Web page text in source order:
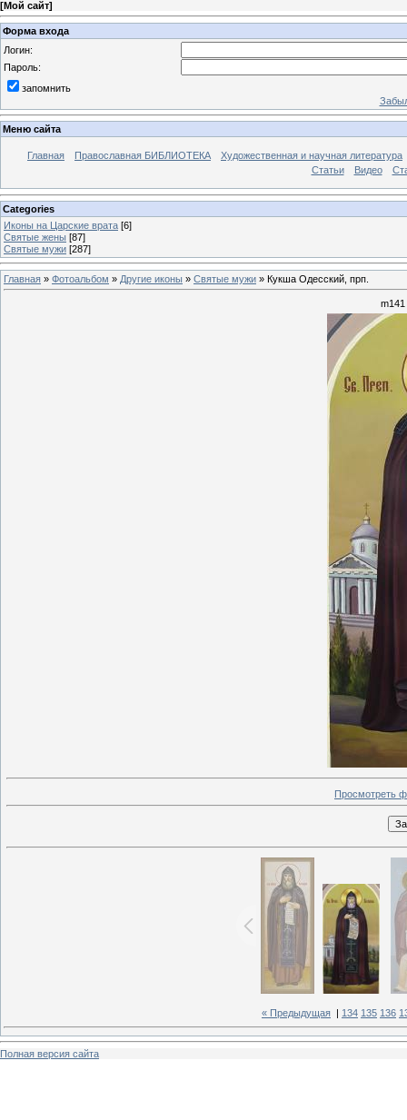
[Мой сайт]
Форма входа
Логин:
Пароль:
запомнить
Меню сайта
Главная Православная БИБЛИОТЕКА
Художественная и научная литература
Статьи
Видео
Categories
Иконы на Царские врата [6]
Святые жены [87]
Святые мужи [287]
Главная » Фотоальбом » Другие иконы » Святые мужи » Кукша Одесский, прп.
Просмотреть
« Предыдущая 134 135 136
Полная версия сайта